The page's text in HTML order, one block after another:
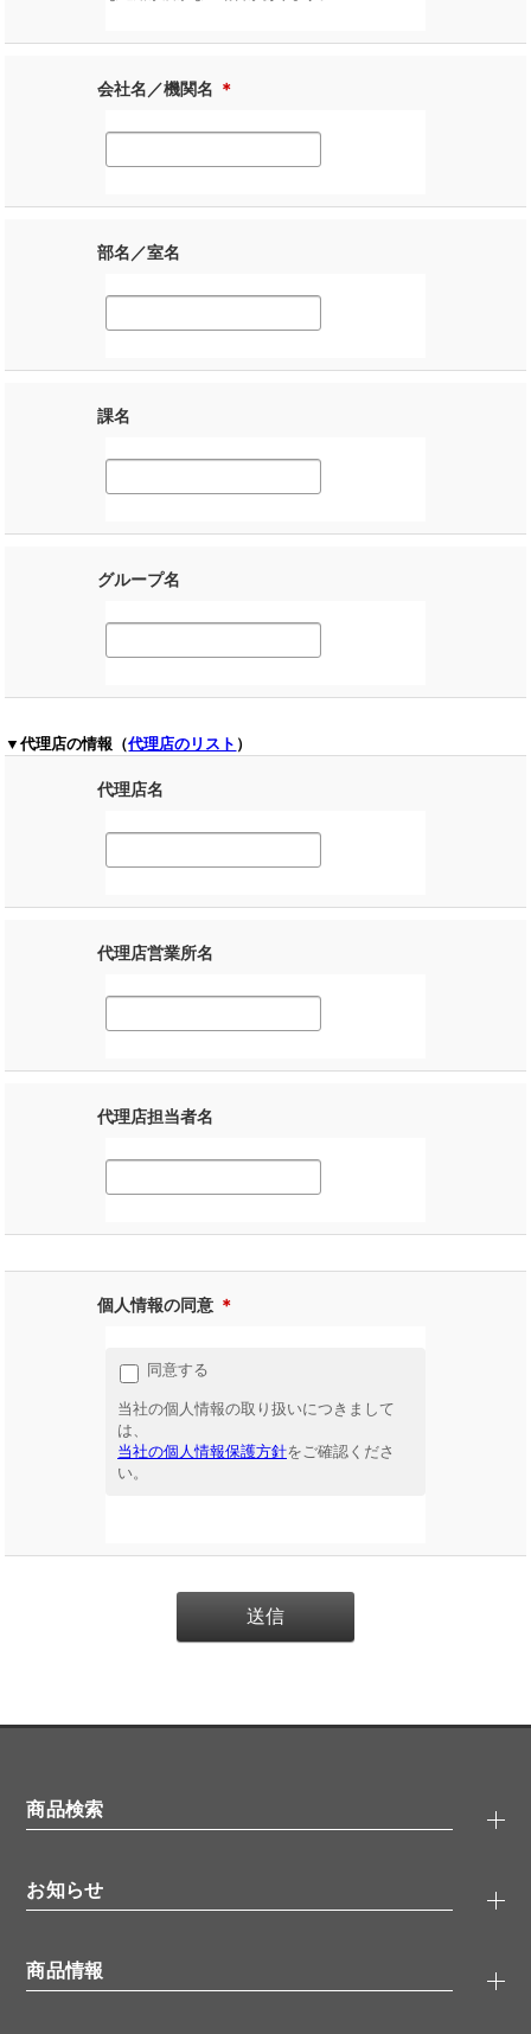
会社名／機関名 ＊
部名／室名
課名
グループ名
▼代理店の情報（代理店のリスト ）
代理店名
代理店営業所名
代理店担当者名
個人情報の同意 ＊
同意する
当社の個人情報の取り扱いにつきまして
は、
当社の個人情報保護方針をご確認くださ
い。
商品検索
タンパク質検索
ELISA/ELISpot検索
品番検索
お知らせ
無料サンプル
商品情報